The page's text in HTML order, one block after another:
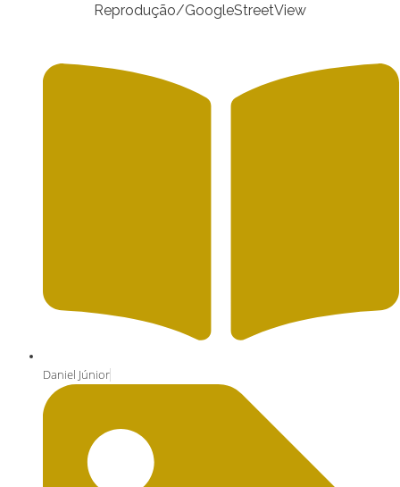
Reprodução/GoogleStreetView
Daniel Júnior